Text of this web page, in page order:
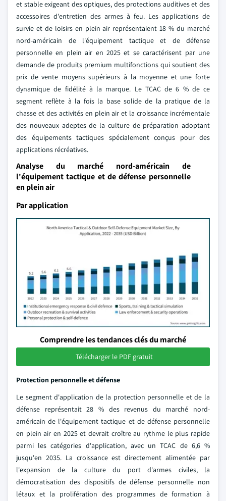
et stable exigeant des optiques, des protections auditives et des
accessoires d'entretien des armes à feu. Les applications de
survie et de loisirs en plein air représentaient 18 % du marché
nord-américain de l'équipement tactique et de défense
personnelle en plein air en 2025 et se caractérisent par une
demande de produits premium multifonctions qui soutient des
prix de vente moyens supérieurs à la moyenne et une forte
dynamique de fidélité à la marque. Le TCAC de 6 % de ce
segment reflète à la fois la base solide de la pratique de la
chasse et des activités en plein air et la croissance incrémentale
des nouveaux adeptes de la culture de préparation adoptant
des équipements tactiques spécialement conçus pour des
applications récréatives.
Analyse du marché nord-américain de
l'équipement tactique et de défense personnelle
en plein air
Par application
Comprendre les tendances clés du marché
Télécharger le PDF gratuit
Protection personnelle et défense
Le segment d'application de la protection personnelle et de la
défense représentait 28 % des revenus du marché nord-
américain de l'équipement tactique et de défense personnelle
en plein air en 2025 et devrait croître au rythme le plus rapide
parmi les catégories d'application, avec un TCAC de 6,6 %
jusqu'en 2035. La croissance est directement alimentée par
l'expansion de la culture du port d'armes civiles, la
démocratisation des dispositifs de défense personnelle non
létaux et la prolifération des programmes de formation à